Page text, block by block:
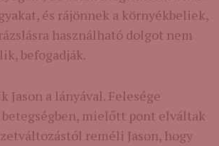
és rájönnek a környékbeliek,
használható dolgot nem
befogadják.
Jason a lányával. Felesége
mielőtt pont elváltak
reméli Jason, hogy